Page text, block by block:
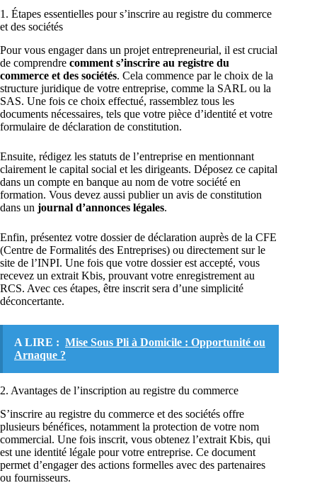
1. Étapes essentielles pour s’inscrire au registre du commerce
et des sociétés
Pour vous engager dans un projet entrepreneurial, il est crucial
de comprendre comment s’inscrire au registre du
commerce et des sociétés. Cela commence par le choix de la
structure juridique de votre entreprise, comme la SARL ou la
SAS. Une fois ce choix effectué, rassemblez tous les
documents nécessaires, tels que votre pièce d’identité et votre
formulaire de déclaration de constitution.
Ensuite, rédigez les statuts de l’entreprise en mentionnant
clairement le capital social et les dirigeants. Déposez ce capital
dans un compte en banque au nom de votre société en
formation. Vous devez aussi publier un avis de constitution
dans un journal d’annonces légales.
Enfin, présentez votre dossier de déclaration auprès de la CFE
(Centre de Formalités des Entreprises) ou directement sur le
site de l’INPI. Une fois que votre dossier est accepté, vous
recevez un extrait Kbis, prouvant votre enregistrement au
RCS. Avec ces étapes, être inscrit sera d’une simplicité
déconcertante.
A LIRE : Mise Sous Pli à Domicile : Opportunité ou
Arnaque ?
2. Avantages de l’inscription au registre du commerce
S’inscrire au registre du commerce et des sociétés offre
plusieurs bénéfices, notamment la protection de votre nom
commercial. Une fois inscrit, vous obtenez l’extrait Kbis, qui
est une identité légale pour votre entreprise. Ce document
permet d’engager des actions formelles avec des partenaires
ou fournisseurs.